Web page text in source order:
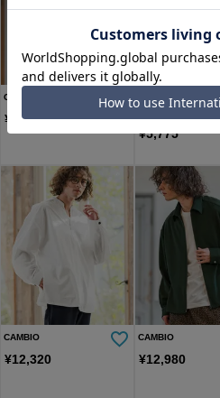
CAMBIO
¥ 13,750
SALE
CAMBIO
¥11,550
¥5,775
CAMBIO
¥12,320
CAMBIO
¥12,980